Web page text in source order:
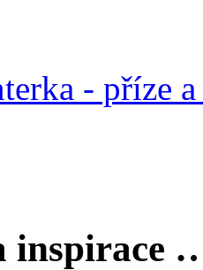
- příze
inspirace